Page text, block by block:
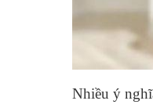
Nhiều ý